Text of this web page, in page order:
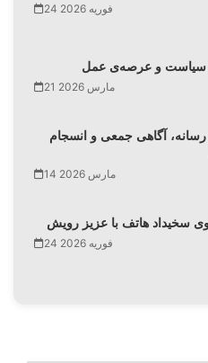
24 فوریه 2026
سیاست و عرصه‌ی عمل
21 مارس 2026
رسانه، آگاهی جمعی و انسجام
14 مارس 2026
سخیداد هاتف با عزیز رویش
24 فوریه 2026